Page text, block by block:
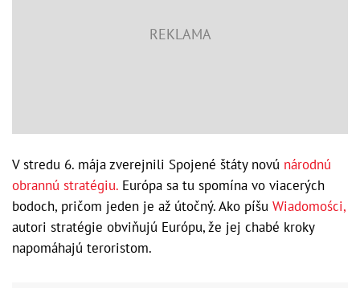
V stredu 6. mája zverejnili Spojené štáty novú národnú
obrannú stratégiu. Európa sa tu spomína vo viacerých
bodoch, pričom jeden je až útočný. Ako píšu Wiadomości,
autori stratégie obviňujú Európu, že jej chabé kroky
napomáhajú teroristom.